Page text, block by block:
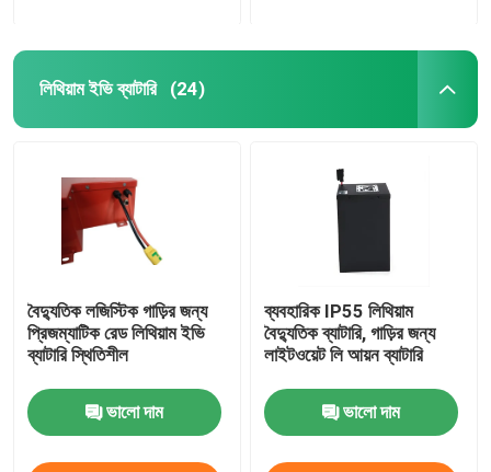
লিথিয়াম ইভি ব্যাটারি (24)
বৈদ্যুতিক লজিস্টিক গাড়ির জন্য
প্রিজম্যাটিক রেড লিথিয়াম ইভি
ব্যাটারি স্থিতিশীল
ভালো দাম
ব্যবহারিক IP55 লিথিয়াম
বৈদ্যুতিক ব্যাটারি, গাড়ির জন্য
লাইটওয়েট লি আয়ন ব্যাটারি
ভালো দাম